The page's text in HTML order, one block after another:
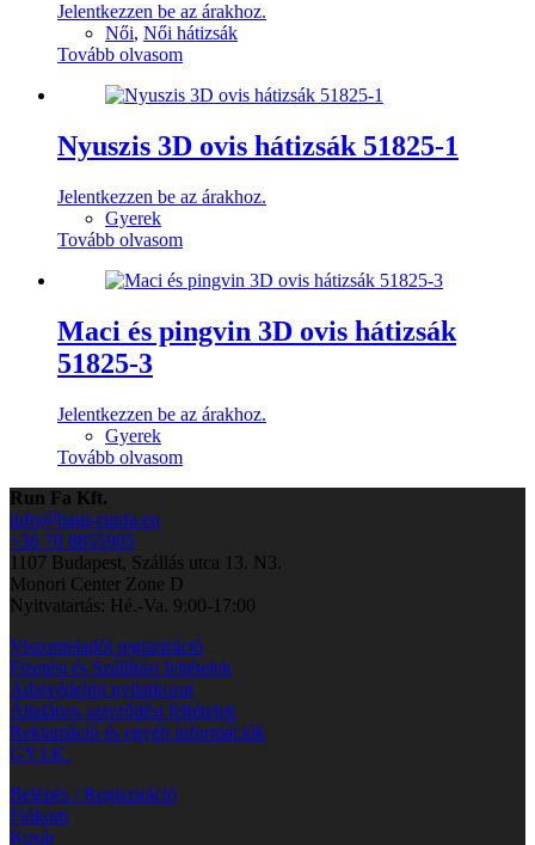
Jelentkezzen be az árakhoz.
Női, Női hátizsák
Tovább olvasom
Nyuszis 3D ovis hátizsák 51825-1
Jelentkezzen be az árakhoz.
Gyerek
Tovább olvasom
Maci és pingvin 3D ovis hátizsák
51825-3
Jelentkezzen be az árakhoz.
Gyerek
Tovább olvasom
Run Fa Kft.
info@bags-runfa.eu
+36 70 8855905
1107 Budapest, Szállás utca 13. N3.
Monori Center Zone D
Nyitvatartás: Hé.-Va. 9:00-17:00
Viszonteladói regisztráció
Fizetési és Szállítási feltételek
Adatvédelmi nyilatkozat
Általános szerződési feltételek
Reklamáció és egyéb információk
GY.I.K.
Belépés / Regisztráció
Fiókom
Kosár